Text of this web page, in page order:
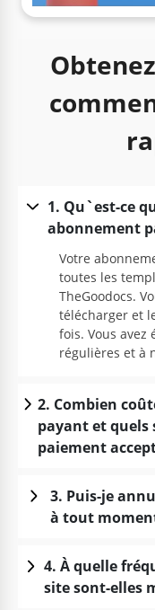
1. Qu`est-ce
abonnement
Votre
toutes les
TheGoodocs.
télécharger et
fois. Vous avez
régulières et à
2. Combien
payant et quels
paiement
3. Puis-je
à tout
4. À quelle
site sont-elles